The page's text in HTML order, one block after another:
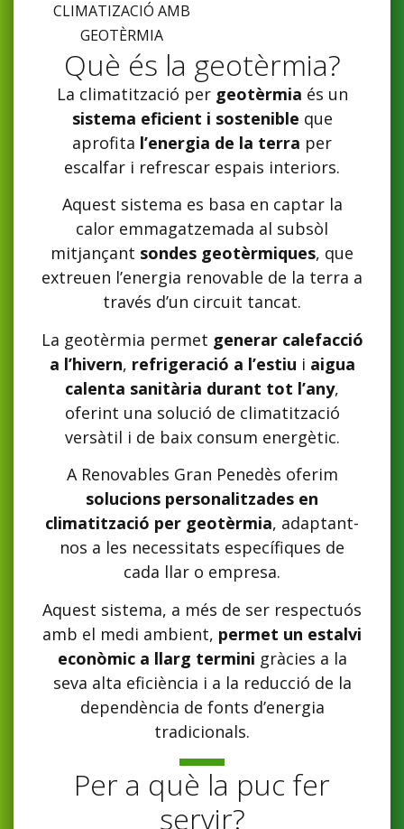
CLIMATIZACIÓ AMB
GEOTÈRMIA
Què és la geotèrmia?
La climatització per geotèrmia és un
sistema eficient i sostenible que
aprofita l’energia de la terra per
escalfar i refrescar espais interiors.
Aquest sistema es basa en captar la
calor emmagatzemada al subsòl
mitjançant sondes geotèrmiques, que
extreuen l’energia renovable de la terra a
través d’un circuit tancat.
La geotèrmia permet generar calefacció
a l’hivern, refrigeració a l’estiu i aigua
calenta sanitària durant tot l’any,
oferint una solució de climatització
versàtil i de baix consum energètic.
A Renovables Gran Penedès oferim
solucions personalitzades en
climatització per geotèrmia, adaptant-
nos a les necessitats específiques de
cada llar o empresa.
Aquest sistema, a més de ser respectuós
amb el medi ambient, permet un estalvi
econòmic a llarg termini gràcies a la
seva alta eficiència i a la reducció de la
dependència de fonts d’energia
tradicionals.
Per a què la puc fer
servir?